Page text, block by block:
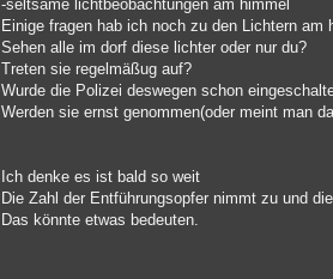
-seltsame lichtbeobachtungen am himmel
Einige fragen hab ich noch zu den Lichtern am
Sehen alle im dorf diese lichter oder nur du?
Treten sie regelmäßug auf?
Wurde die Polizei deswegen schon
Werden sie ernst genommen(oder meint man
Ich denke es ist bald so weit
Die Zahl der Entführungsopfer nimmt zu und
Das könnte etwas bedeuten.